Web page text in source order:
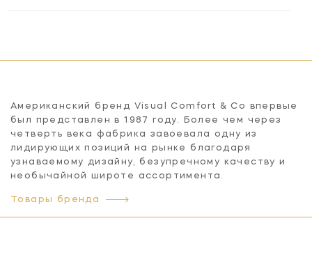
Американский бренд Visual Comfort & Co впервые
был представлен в 1987 году. Более чем через
четверть века фабрика завоевала одну из
лидирующих позиций на рынке благодаря
узнаваемому дизайну, безупречному качеству и
необычайной широте ассортимента.
Товары бренда